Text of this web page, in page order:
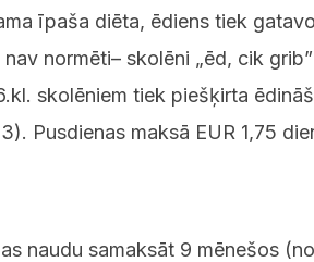
īpaša diēta, ēdiens tiek
normēti– skolēni „ēd, cik
skolēniem tiek piešķirta
Pusdienas maksā EUR 1,75
naudu samaksāt 9 mēnešos